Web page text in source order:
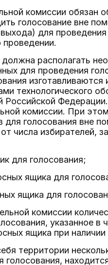
комиссии обязан
голосование вне
для
проведении.
должна располагать
для проведения
изготавливаются
технологического
Российской
комиссии. При
для голосования вне
числа избирателей,
для голосования;
ящика для
ящика для
комиссии
указанное
ящика при
территории